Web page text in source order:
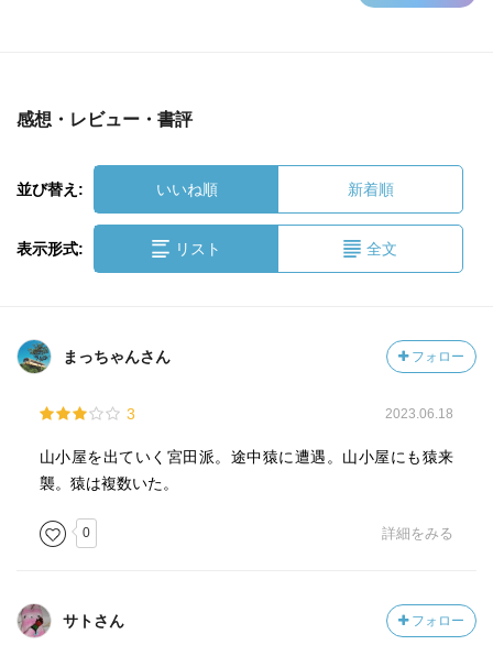
感想・レビュー・書評
並び替え: いいね順 新着順
表示形式: リスト 全文
まっちゃんさん フォロー
3 2023.06.18
山小屋を出ていく宮田派。途中猿に遭遇。山小屋にも猿来
襲。猿は複数いた。
0 詳細をみる
サトさん フォロー